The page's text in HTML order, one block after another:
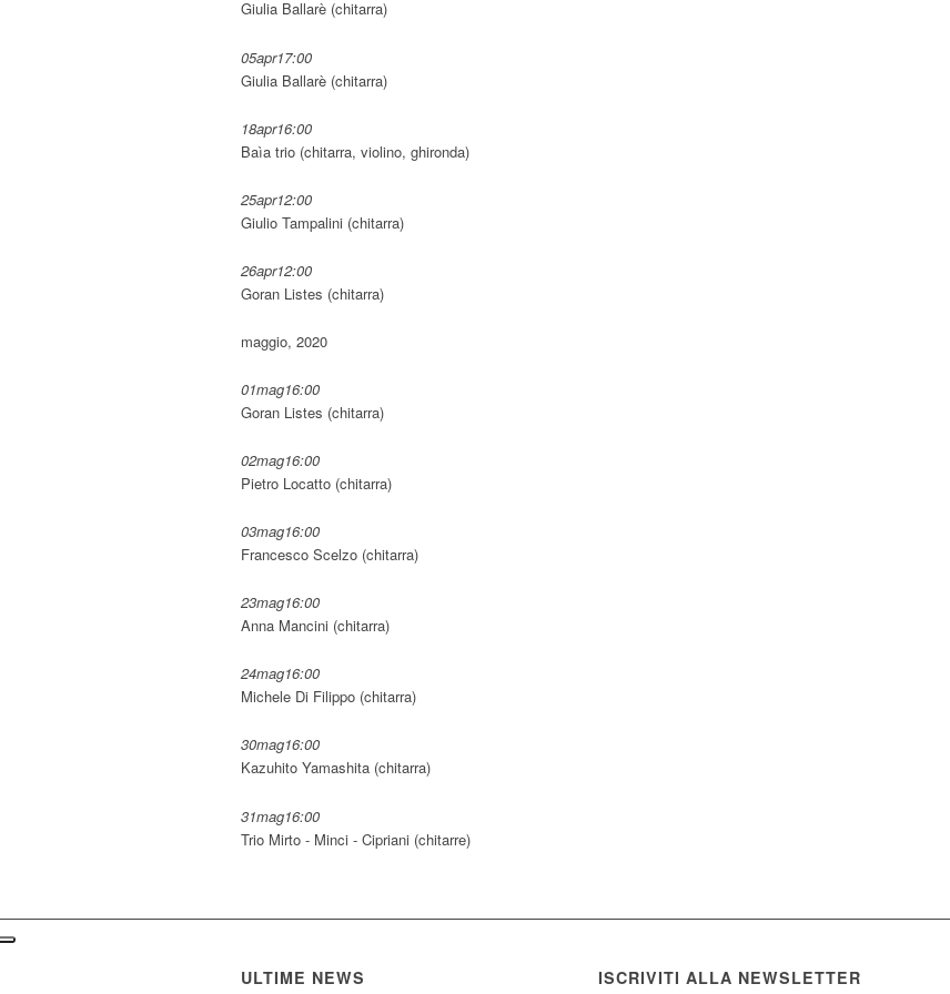
Giulia Ballarè (chitarra)
05apr17:00
Giulia Ballarè (chitarra)
18apr16:00
Baìa trio (chitarra, violino, ghironda)
25apr12:00
Giulio Tampalini (chitarra)
26apr12:00
Goran Listes (chitarra)
maggio, 2020
01mag16:00
Goran Listes (chitarra)
02mag16:00
Pietro Locatto (chitarra)
03mag16:00
Francesco Scelzo (chitarra)
23mag16:00
Anna Mancini (chitarra)
24mag16:00
Michele Di Filippo (chitarra)
30mag16:00
Kazuhito Yamashita (chitarra)
31mag16:00
Trio Mirto - Minci - Cipriani (chitarre)
ULTIME NEWS ISCRIVITI ALLA NEWSLETTER